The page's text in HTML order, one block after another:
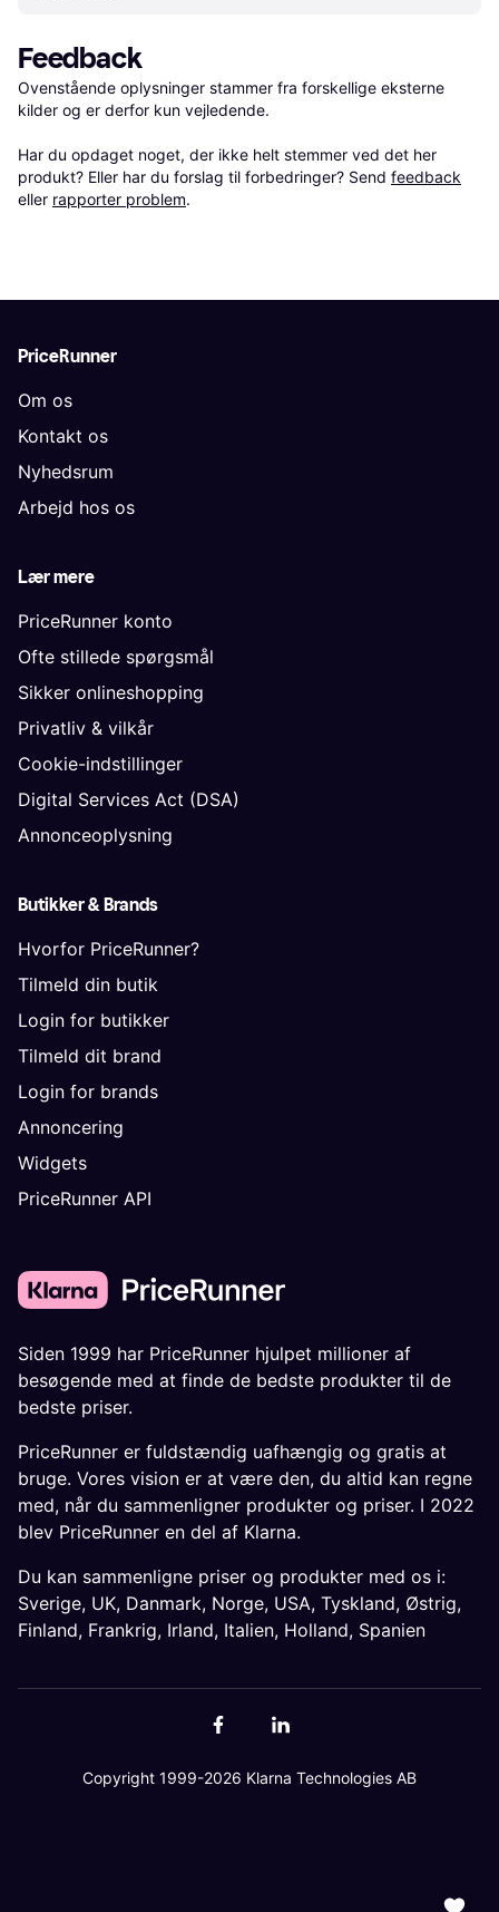
Feedback
Ovenstående oplysninger stammer fra forskellige eksterne
kilder og er derfor kun vejledende.
Har du opdaget noget, der ikke helt stemmer ved det her
produkt? Eller har du forslag til forbedringer? Send feedback
eller rapporter problem.
PriceRunner
Om os
Kontakt os
Nyhedsrum
Arbejd hos os
Lær mere
PriceRunner konto
Ofte stillede spørgsmål
Sikker onlineshopping
Privatliv & vilkår
Cookie-indstillinger
Digital Services Act (DSA)
Annonceoplysning
Butikker & Brands
Hvorfor PriceRunner?
Tilmeld din butik
Login for butikker
Tilmeld dit brand
Login for brands
Annoncering
Widgets
PriceRunner API
Siden 1999 har PriceRunner hjulpet millioner af
besøgende med at finde de bedste produkter til de
bedste priser.
PriceRunner er fuldstændig uafhængig og gratis at
bruge. Vores vision er at være den, du altid kan regne
med, når du sammenligner produkter og priser. I 2022
blev PriceRunner en del af Klarna.
Du kan sammenligne priser og produkter med os i:
Sverige, UK, Danmark, Norge, USA, Tyskland, Østrig,
Finland, Frankrig, Irland, Italien, Holland, Spanien
Copyright 1999-2026 Klarna Technologies AB